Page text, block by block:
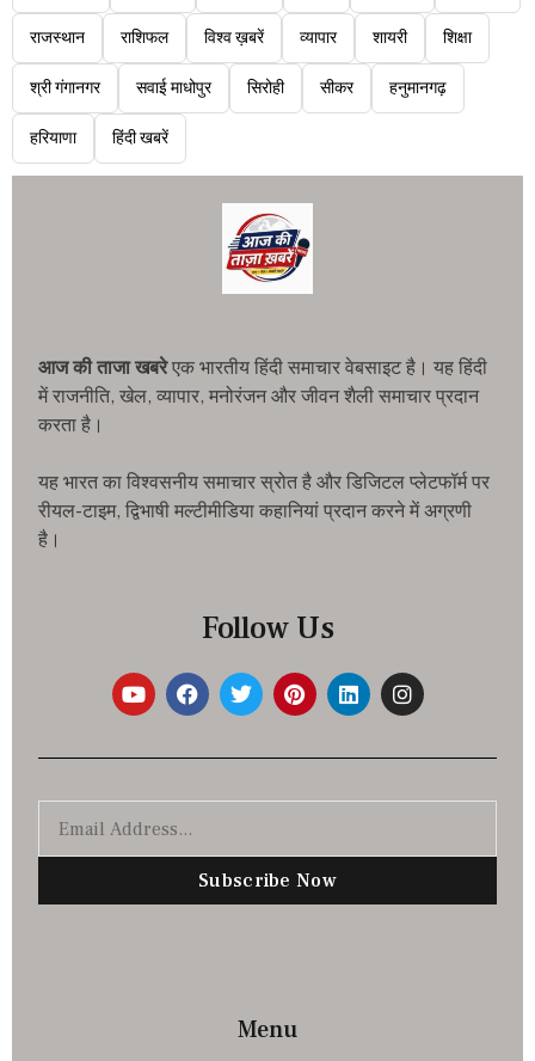
राजस्थान राशिफल विश्व ख़बरें व्यापार शायरी शिक्षा
श्री गंगानगर सवाई माधोपुर सिरोही सीकर हनुमानगढ़
हरियाणा हिंदी खबरें
आज की ताजा खबरेएक भारतीय हिंदी समाचार वेबसाइट है। यह हिंदी
में राजनीति, खेल, व्यापार, मनोरंजन और जीवन शैली समाचार प्रदान
करता है।
यह भारत का विश्वसनीय समाचार स्रोत है और डिजिटल प्लेटफॉर्म पर
रीयल-टाइम, द्विभाषी मल्टीमीडिया कहानियां प्रदान करने में अग्रणी
है।
Follow Us
Subscribe Now
Menu